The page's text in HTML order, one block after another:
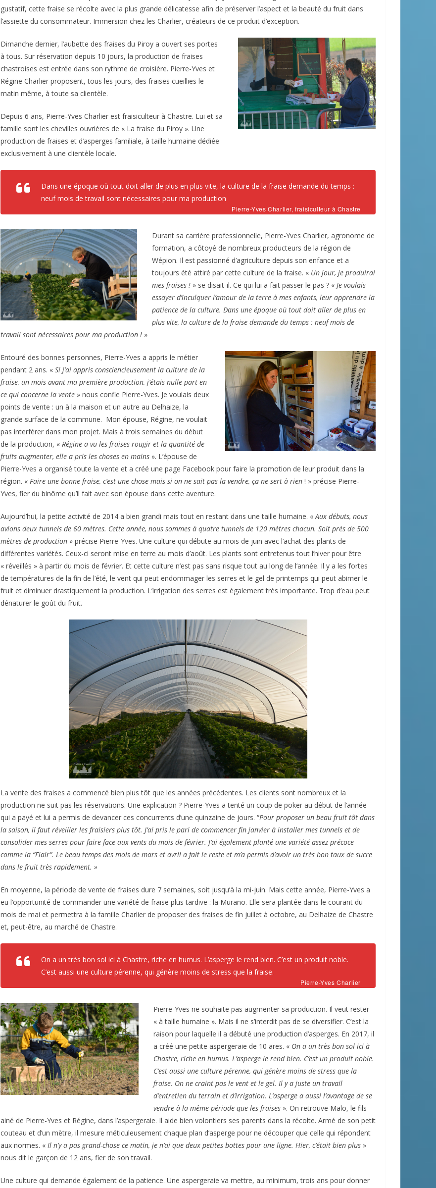
gustatif, cette fraise se récolte avec la plus grande délicatesse afin de préserver l’aspect et la beauté du fruit dans
l’assiette du consommateur. Immersion chez les Charlier, créateurs de ce produit d’exception.
Dimanche dernier, l’aubette des fraises du Piroy a ouvert ses portes
à tous. Sur réservation depuis 10 jours, la production de fraises
chastroises est entrée dans son rythme de croisière. Pierre-Yves et
Régine Charlier proposent, tous les jours, des fraises cueillies le
matin même, à toute sa clientèle.
Depuis 6 ans, Pierre-Yves Charlier est fraisiculteur à Chastre. Lui et sa
famille sont les chevilles ouvrières de « La fraise du Piroy ». Une
production de fraises et d’asperges familiale, à taille humaine dédiée
exclusivement à une clientèle locale.
Dans une époque où tout doit aller de plus en plus vite, la culture de la fraise demande du temps :
neuf mois de travail sont nécessaires pour ma production
Pierre-Yves Charlier, fraisiculteur à Chastre
Durant sa carrière professionnelle, Pierre-Yves Charlier, agronome de
formation, a côtoyé de nombreux producteurs de la région de
Wépion. Il est passionné d’agriculture depuis son enfance et a
toujours été attiré par cette culture de la fraise. « Un jour, je produirai
mes fraises ! » se disait-il. Ce qui lui a fait passer le pas ? « Je voulais
essayer d’inculquer l’amour de la terre à mes enfants, leur apprendre la
patience de la culture. Dans une époque où tout doit aller de plus en
plus vite, la culture de la fraise demande du temps : neuf mois de
travail sont nécessaires pour ma production ! »
Entouré des bonnes personnes, Pierre-Yves a appris le métier
pendant 2 ans. « Si j’ai appris consciencieusement la culture de la
fraise, un mois avant ma première production, j’étais nulle part en
ce qui concerne la vente » nous confie Pierre-Yves. Je voulais deux
points de vente : un à la maison et un autre au Delhaize, la
grande surface de la commune. Mon épouse, Régine, ne voulait
pas interférer dans mon projet. Mais à trois semaines du début
de la production, « Régine a vu les fraises rougir et la quantité de
fruits augmenter, elle a pris les choses en mains ». L’épouse de
Pierre-Yves a organisé toute la vente et a créé une page Facebook pour faire la promotion de leur produit dans la
région. « Faire une bonne fraise, c’est une chose mais si on ne sait pas la vendre, ça ne sert à rien ! » précise Pierre-
Yves, fier du binôme qu’il fait avec son épouse dans cette aventure.
Aujourd’hui, la petite activité de 2014 a bien grandi mais tout en restant dans une taille humaine. «Aux débuts, nous
avions deux tunnels de 60 mètres. Cette année, nous sommes à quatre tunnels de 120 mètres chacun. Soit près de 500
mètres de production » précise Pierre-Yves. Une culture qui débute au mois de juin avec l’achat des plants de
différentes variétés. Ceux-ci seront mise en terre au mois d’août. Les plants sont entretenus tout l’hiver pour être
« réveillés » à partir du mois de février. Et cette culture n’est pas sans risque tout au long de l’année. Il y a les fortes
de températures de la fin de l’été, le vent qui peut endommager les serres et le gel de printemps qui peut abimer le
fruit et diminuer drastiquement la production. L’irrigation des serres est également très importante. Trop d’eau peut
dénaturer le goût du fruit.
La vente des fraises a commencé bien plus tôt que les années précédentes. Les clients sont nombreux et la
production ne suit pas les réservations. Une explication ? Pierre-Yves a tenté un coup de poker au début de l’année
qui a payé et lui a permis de devancer ces concurrents d’une quinzaine de jours. “Pour proposer un beau fruit tôt dans
la saison, il faut réveiller les fraisiers plus tôt. J’ai pris le pari de commencer fin janvier à installer mes tunnels et de
consolider mes serres pour faire face aux vents du mois de février. J’ai également planté une variété assez précoce
comme la “Flair”. Le beau temps des mois de mars et avril a fait le reste et m’a permis d’avoir un très bon taux de sucre
dans le fruit très rapidement. »
En moyenne, la période de vente de fraises dure 7 semaines, soit jusqu’à la mi-juin. Mais cette année, Pierre-Yves a
eu l’opportunité de commander une variété de fraise plus tardive : la Murano. Elle sera plantée dans le courant du
mois de mai et permettra à la famille Charlier de proposer des fraises de fin juillet à octobre, au Delhaize de Chastre
et, peut-être, au marché de Chastre.
On a un très bon sol ici à Chastre, riche en humus. L’asperge le rend bien. C’est un produit noble.
C’est aussi une culture pérenne, qui génère moins de stress que la fraise.
Pierre-Yves Charlier
Pierre-Yves ne souhaite pas augmenter sa production. Il veut rester
« à taille humaine ». Mais il ne s’interdit pas de se diversifier. C’est la
raison pour laquelle il a débuté une production d’asperges. En 2017, il
a créé une petite aspergeraie de 10 ares. « On a un très bon sol ici à
Chastre, riche en humus. L’asperge le rend bien. C’est un produit noble.
C’est aussi une culture pérenne, qui génère moins de stress que la
fraise. On ne craint pas le vent et le gel. Il y a juste un travail
d’entretien du terrain et d’irrigation. L’asperge a aussi l’avantage de se
vendre à la même période que les fraises ». On retrouve Malo, le fils
ainé de Pierre-Yves et Régine, dans l’aspergeraie. Il aide bien volontiers ses parents dans la récolte. Armé de son petit
couteau et d’un mètre, il mesure méticuleusement chaque plan d’asperge pour ne découper que celle qui répondent
aux normes. « Il n’y a pas grand-chose ce matin, je n’ai que deux petites bottes pour une ligne. Hier, c’était bien plus »
nous dit le garçon de 12 ans, fier de son travail.
Une culture qui demande également de la patience. Une aspergeraie va mettre, au minimum, trois ans pour donner